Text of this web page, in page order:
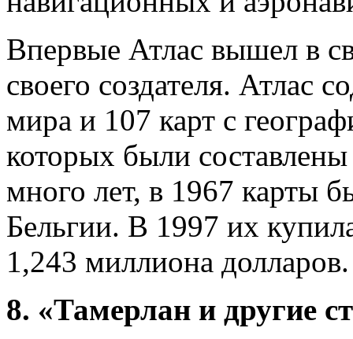
Впервые Атлас вышел в
своего создателя. Атлас
мира и 107 карт с
которых были
много лет, в 1967 карты
Бельгии. В 1997 их
1,243 миллиона долларов.
8. «Тамерлан и другие